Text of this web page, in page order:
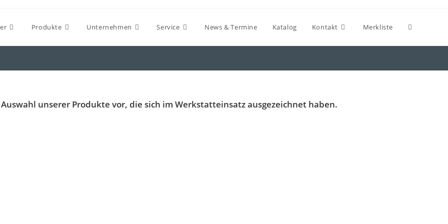
Produkte Unternehmen Service News & Termine Katalog Kontakt Merkliste
unserer Produkte vor, die sich im Werkstatteinsatz ausgezeichnet haben.